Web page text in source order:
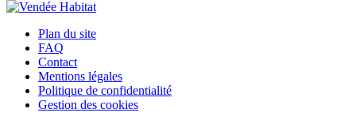
Plan du site
FAQ
Contact
Mentions légales
Politique de confidentialité
Gestion des cookies